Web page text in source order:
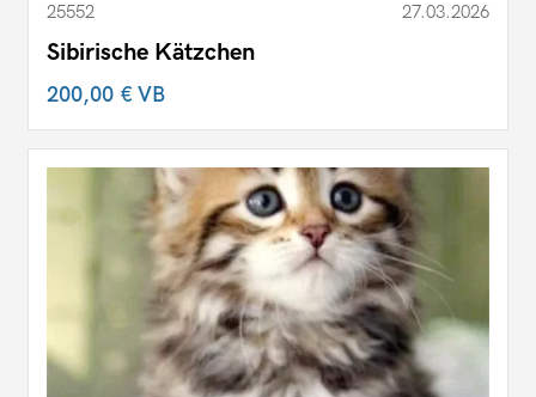
25552 27.03.2026
Sibirische Kätzchen
200,00 €VB